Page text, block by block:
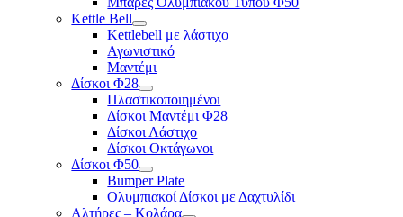
Kettle Bell
Kettlebell με λάστιχο
Αγωνιστικό
Μαντέμι
Δίσκοι Φ28
Πλαστικοποιημένοι
Δίσκοι Μαντέμι Φ28
Δίσκοι Λάστιχο
Δίσκοι Οκτάγωνοι
Δίσκοι Φ50
Bumper Plate
Ολυμπιακοί Δίσκοι με Δαχτυλίδι
Αλτήρες – Κολάρα